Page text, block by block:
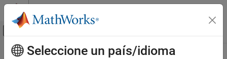
Saltar al contenido
Mostrar/ocultar menú de navegación
Inicio de Documentación
Contenido principal
Seleccione un país/idioma